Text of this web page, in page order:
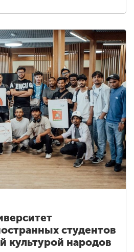
студентов
культурой народов